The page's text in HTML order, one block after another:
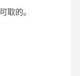
取的。